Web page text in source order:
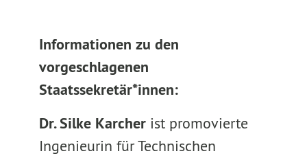
Informationen zu den
vorgeschlagenen
Staatssekretär*innen:
Dr. Silke Karcher ist promovierte
Ingenieurin für Technischen